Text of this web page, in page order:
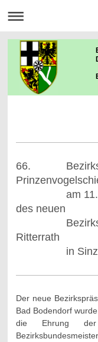
66.
am
des neuen
Ritterrath
in Sinzig -
Der neue
Bad Bodendorf
die Ehrung